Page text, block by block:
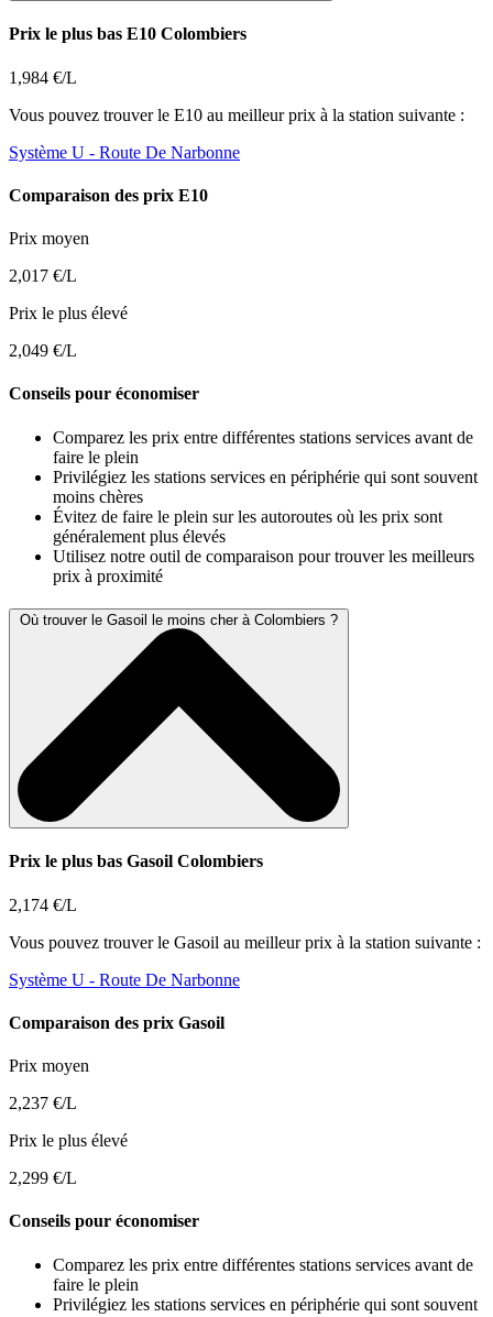
Prix le plus bas E10 Colombiers
1,984 €/L
Vous pouvez trouver le E10 au meilleur prix à la station suivante :
Système U - Route De Narbonne
Comparaison des prix E10
Prix moyen
2,017 €/L
Prix le plus élevé
2,049 €/L
Conseils pour économiser
Comparez les prix entre différentes stations services avant de
faire le plein
Privilégiez les stations services en périphérie qui sont souvent
moins chères
Évitez de faire le plein sur les autoroutes où les prix sont
généralement plus élevés
Utilisez notre outil de comparaison pour trouver les meilleurs
prix à proximité
Où trouver le Gasoil le moins cher à Colombiers ?
Prix le plus bas Gasoil Colombiers
2,174 €/L
Vous pouvez trouver le Gasoil au meilleur prix à la station suivante :
Système U - Route De Narbonne
Comparaison des prix Gasoil
Prix moyen
2,237 €/L
Prix le plus élevé
2,299 €/L
Conseils pour économiser
Comparez les prix entre différentes stations services avant de
faire le plein
Privilégiez les stations services en périphérie qui sont souvent